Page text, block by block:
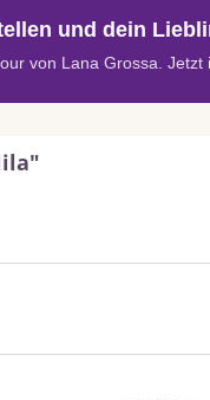
und dein
von Lana Grossa. Jetzt